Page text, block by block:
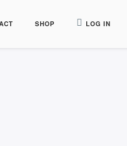
SHOP LOG IN